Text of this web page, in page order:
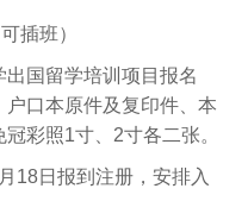
插班）
国留学培训项目报名
口本原件及复印件、本
彩照1寸、2寸各二张。
18日报到注册，安排入